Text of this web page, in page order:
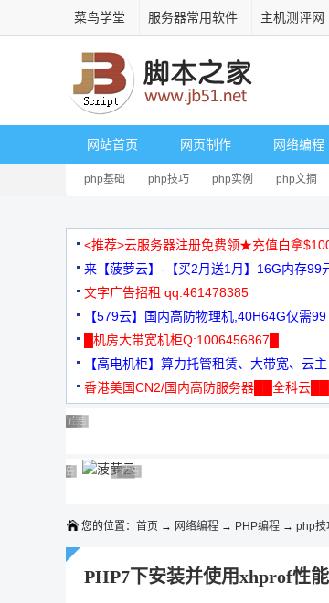
菜鸟学堂 服务器常用软件 主机测评网
网站首页 网页制作 网络编程
php基础 php技巧 php实例 php文摘
<推荐>云服务器注册免费领★充值白拿
来【菠萝云】-【买2月送1月】16G内存99
文字广告招租 qq:461478385
【579云】国内高防物理机,40H64G仅需99
元
█机房大带宽机柜Q:1006456867█
【高电机柜】算力托管租赁、大带宽、云主
机
香港美国CN2/国内高防服务器██全科云██
广告 商业广告，理性选择
广告 商业广告，理性选择
广告 商业广告，理性选择
广告 商业广告，理性选择
广告 商业广告，理性选择
广告 商业广告，理性选择
广告 商业广告，理性选择
广告 商业广告，理性选择广告 商业广告，理性选择
广告 商业广告，理性选择
您的位置： 首页 → 网络编程 → PHP编程 → php技
PHP7下安装并使用xhprof性